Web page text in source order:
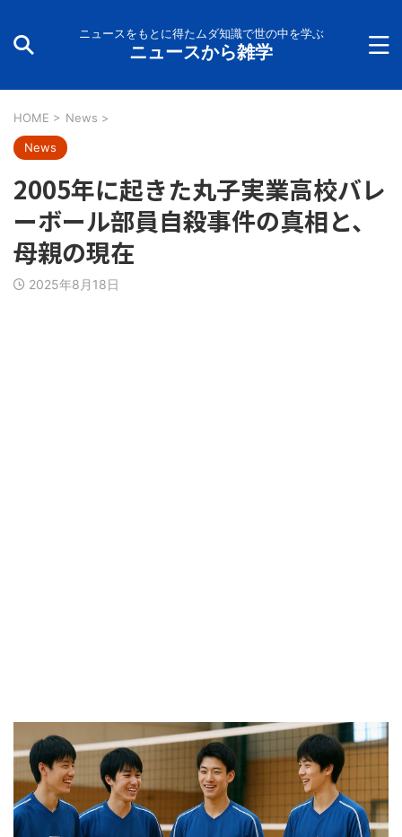
ニュースをもとに得たムダ知識で世の中を学ぶ
ニュースから雑学
HOME > News >
News
2005年に起きた丸子実業高校バレ
ーボール部員自殺事件の真相と、
母親の現在
2025年8月18日